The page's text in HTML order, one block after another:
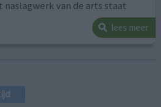
naslagwerk van de arts staat
lees meer